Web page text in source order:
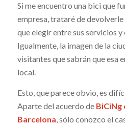
Si me encuentro una bici que
empresa, trataré de
que elegir entre sus servicios
Igualmente, la imagen de la
visitantes que sabrán que esa
local.
Esto, que parece obvio, es
Aparte del acuerdo de BiCiNg
Barcelona, sólo conozco el